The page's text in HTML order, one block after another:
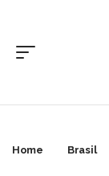
Home Brasil